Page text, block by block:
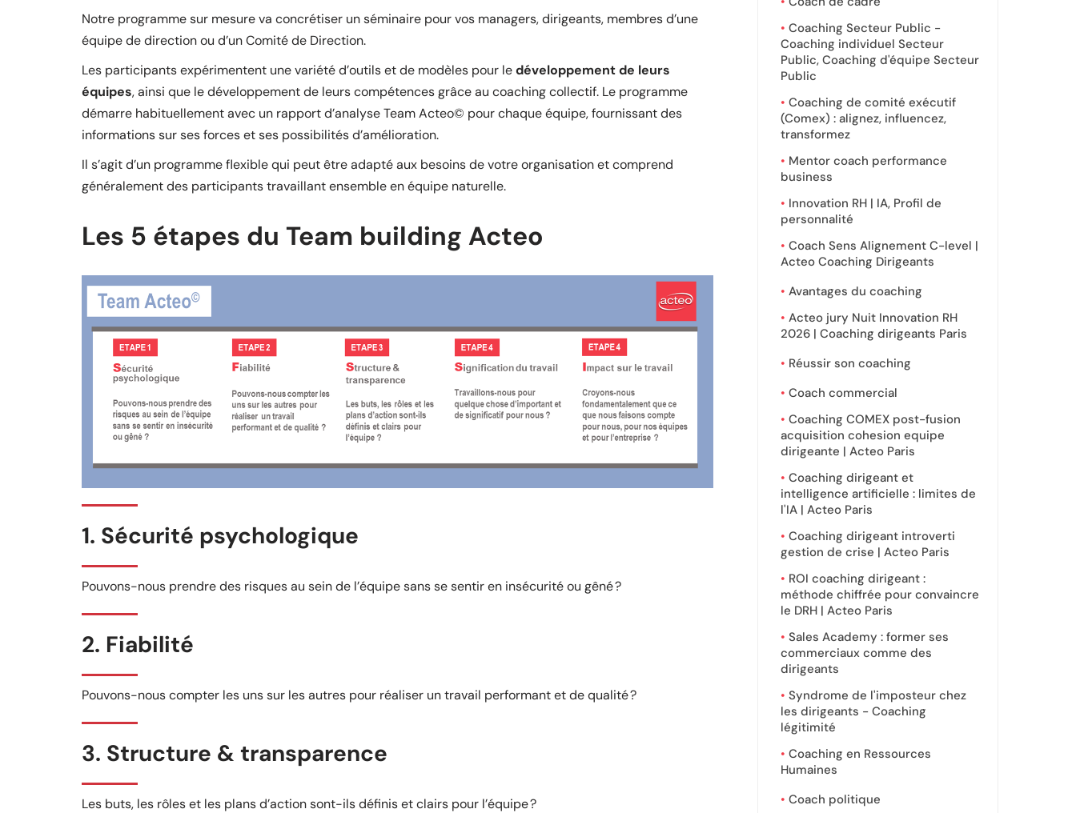
Notre programme sur mesure va concrétiser un séminaire pour vos managers, dirigeants, membres d’une
équipe de direction ou d’un Comité de Direction.
Les participants expérimentent une variété d’outils et de modèles pour ledéveloppement de leurs
équipes, ainsi que le développement de leurs compétences grâce au coaching collectif. Le programme
démarre habituellement avec un rapport d’analyse Team Acteo© pour chaque équipe, fournissant des
informations sur ses forces et ses possibilités d’amélioration.
Il s’agit d’un programme flexible qui peut être adapté aux besoins de votre organisation et comprend
généralement des participants travaillant ensemble en équipe naturelle.
Les 5 étapes du Team building Acteo
1. Sécurité psychologique
Pouvons-nous prendre des risques au sein de l’équipe sans se sentir en insécurité ou gêné ?
2. Fiabilité
Pouvons-nous compter les uns sur les autres pour réaliser un travail performant et de qualité ?
3. Structure & transparence
Les buts, les rôles et les plans d’action sont-ils définis et clairs pour l’équipe ?
Coaching Secteur Public -
Coaching individuel Secteur
Public, Coaching d'équipe Secteur
Public
Coaching de comité exécutif
(Comex) : alignez, influencez,
transformez
Mentor coach performance
business
Innovation RH | IA, Profil de
personnalité
Coach Sens Alignement C-level |
Acteo Coaching Dirigeants
Avantages du coaching
Acteo jury Nuit Innovation RH
2026 | Coaching dirigeants Paris
Réussir son coaching
Coach commercial
Coaching COMEX post-fusion
acquisition cohesion equipe
dirigeante | Acteo Paris
Coaching dirigeant et
intelligence artificielle : limites de
l'IA | Acteo Paris
Coaching dirigeant introverti
gestion de crise | Acteo Paris
ROI coaching dirigeant :
méthode chiffrée pour convaincre
le DRH | Acteo Paris
Sales Academy : former ses
commerciaux comme des
dirigeants
Syndrome de l'imposteur chez
les dirigeants - Coaching
légitimité
Coaching en Ressources
Humaines
Coach politique